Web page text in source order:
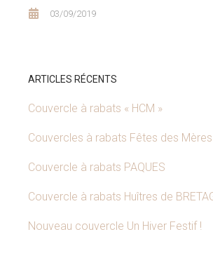
03/09/2019
ARTICLES RÉCENTS
Couvercle à rabats « HCM »
Couvercles à rabats Fêtes des Mères
Couvercle à rabats PAQUES
Couvercle à rabats Huîtres de
Nouveau couvercle Un Hiver Festif !